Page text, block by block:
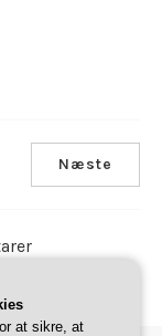
Næste
at sikre, at